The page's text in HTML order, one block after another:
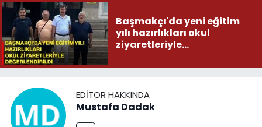
Başmakçı'da yeni eğitim
yılı hazırlıkları okul
ziyaretleriyle
EDITÖR HAKKINDA
Mustafa Dadak